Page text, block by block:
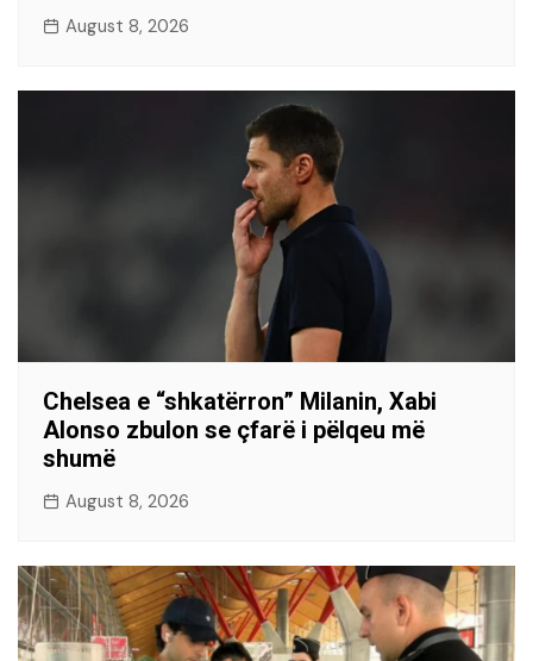
August 8, 2026
Chelsea e “shkatërron” Milanin, Xabi
Alonso zbulon se çfarë i pëlqeu më
shumë
August 8, 2026